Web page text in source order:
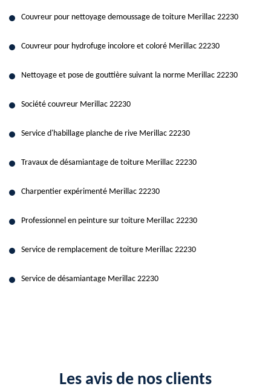
Couvreur pour nettoyage demoussage de toiture Merillac 22230
Couvreur pour hydrofuge incolore et coloré Merillac 22230
Nettoyage et pose de gouttière suivant la norme Merillac 22230
Société couvreur Merillac 22230
Service d'habillage planche de rive Merillac 22230
Travaux de désamiantage de toiture Merillac 22230
Charpentier expérimenté Merillac 22230
Professionnel en peinture sur toiture Merillac 22230
Service de remplacement de toiture Merillac 22230
Service de désamiantage Merillac 22230
Les avis de nos clients